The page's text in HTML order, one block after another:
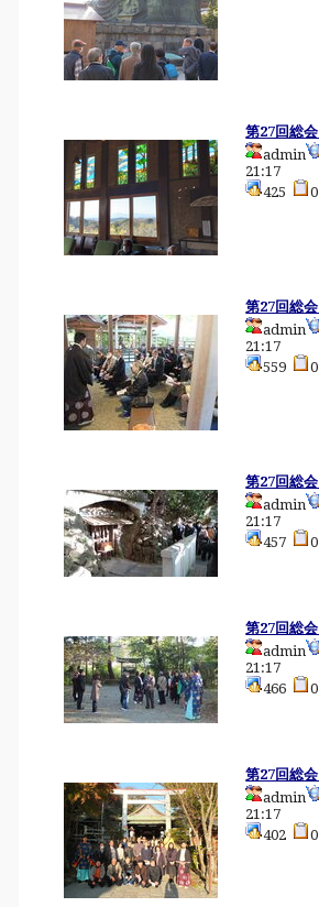
第27回総
admin
21:17
425
第27回総
admin
21:17
559
第27回総
admin
21:17
457
第27回総
admin
21:17
466
第27回総
admin
21:17
402